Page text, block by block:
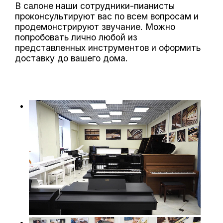
В салоне наши сотрудники-пианисты
проконсультируют вас по всем вопросам и
продемонстрируют звучание. Можно
попробовать лично любой из
представленных инструментов и оформить
доставку до вашего дома.